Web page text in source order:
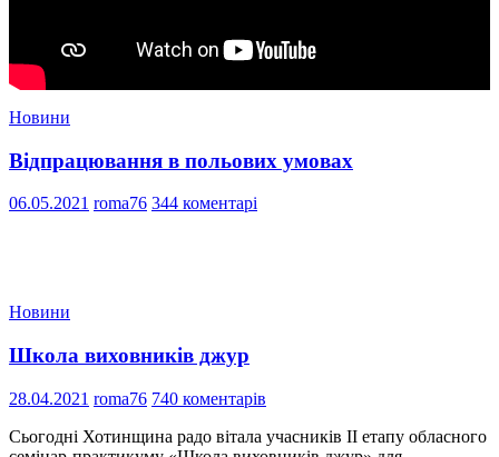
Новини
Відпрацювання в польових умовах
06.05.2021 roma76 344 коментарі
Новини
Школа виховників джур
28.04.2021 roma76 740 коментарів
Сьогодні Хотинщина радо вітала учасників ІІ етапу обласного